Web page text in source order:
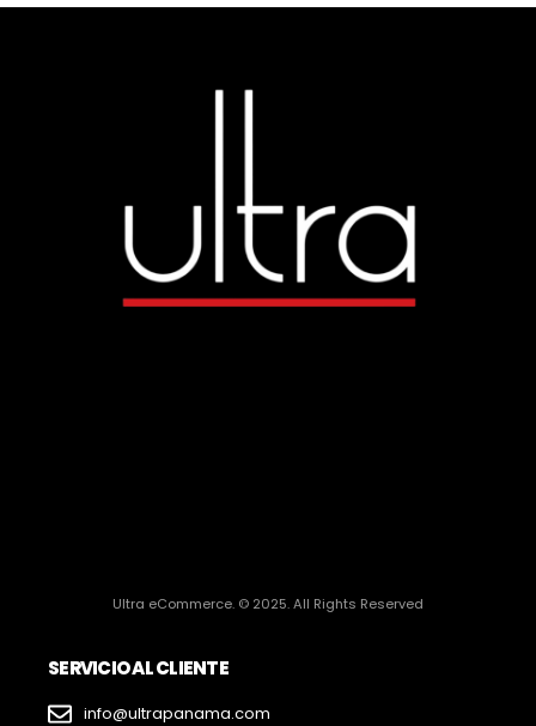
Ultra eCommerce. © 2025. All Rights Reserved
SERVICIO AL CLIENTE
info@ultrapanama.com